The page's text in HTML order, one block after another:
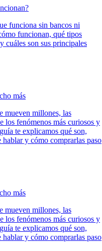
funciona sin bancos ni
funcionan, qué tipos
cuáles son sus principales
más
mueven millones, las
los fenómenos más curiosos y
te explicamos qué son,
y cómo comprarlas paso
más
mueven millones, las
los fenómenos más curiosos y
te explicamos qué son,
y cómo comprarlas paso